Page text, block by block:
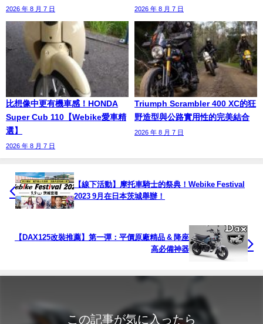
2026 年 8 月 7 日 2026 年 8 月 7 日
比想像中更有機車感！HONDA
Super Cub 110【Webike愛車精
選】
2026 年 8 月 7 日
Triumph Scrambler 400 XC的狂
野造型與公路實用性的完美結合
2026 年 8 月 7 日
【線下活動】摩托車騎士的祭典！Webike Festival
2023 9月在日本茨城舉辦！
【DAX125改裝推薦】第一彈：平價原廠精品 & 降座
高必備神器
この記事が気に入ったら